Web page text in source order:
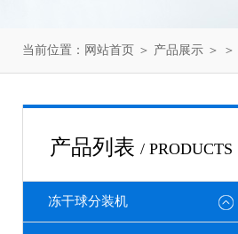
当前位置： 网站首页 ＞ 产品展示 ＞ ＞
产品列表 / PRODUCTS
冻干球分装机